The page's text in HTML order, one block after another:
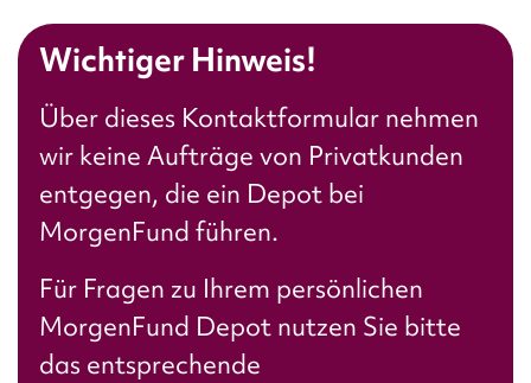
Wichtiger Hinweis!
Über dieses Kontaktformular nehmen
wir keine Aufträge von Privatkunden
entgegen, die ein Depot bei
MorgenFund führen.
Für Fragen zu Ihrem persönlichen
MorgenFund Depot nutzen Sie bitte
das entsprechende